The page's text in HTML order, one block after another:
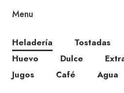
nuestro Waffle con Miel y
completa.
Visítanos y disfruta de un
Menu
Heladería Tostadas
Huevo
Dulce
Jugos
Café Agua